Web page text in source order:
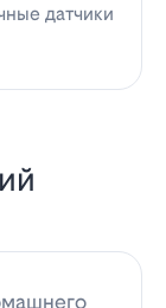
датчики